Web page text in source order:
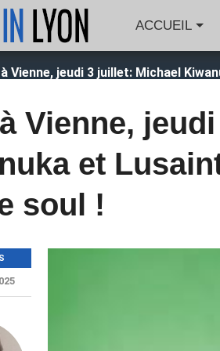
ACCUEIL
Vienne, jeudi 3 juillet: Michael
Vienne,
et
soul !